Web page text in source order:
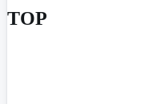
TOP